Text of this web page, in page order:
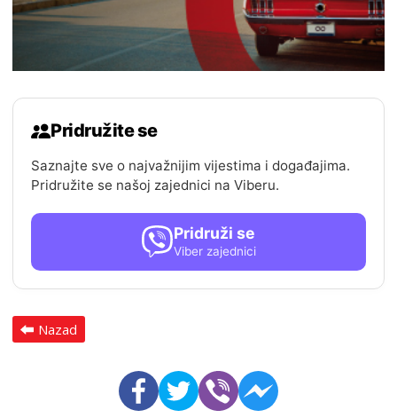
Pridružite se
Saznajte sve o najvažnijim vijestima i događajima.
Pridružite se našoj zajednici na Viberu.
Pridruži se
Viber zajednici
Nazad